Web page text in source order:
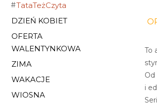
TataTeżCzyta
DZIEŃ KOBIET
OFERTA
WALENTYNKOWA
ZIMA
WAKACJE
WIOSNA
To
Od
i